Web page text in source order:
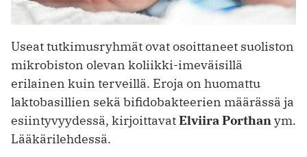
Useat tutkimusryhmät ovat osoittaneet suoliston
mikrobiston olevan koliikki-imeväisillä
erilainen kuin terveillä. Eroja on huomattu
laktobasillien sekä bifidobakteerien määrässä ja
esiintyvyydessä, kirjoittavatElviira Porthanym.
Lääkärilehdessä.